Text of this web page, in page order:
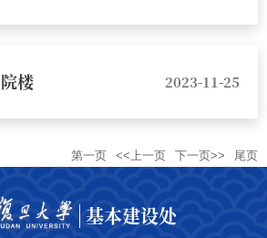
楼 2023-11-25
第一页 <<上一页 下一页>> 尾页
基本建设处